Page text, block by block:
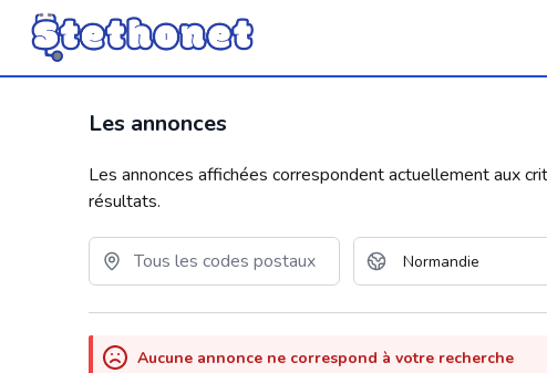
Les annonces
Les annonces affichées correspondent actuellement aux
résultats.
Aucune annonce ne correspond à votre recherche